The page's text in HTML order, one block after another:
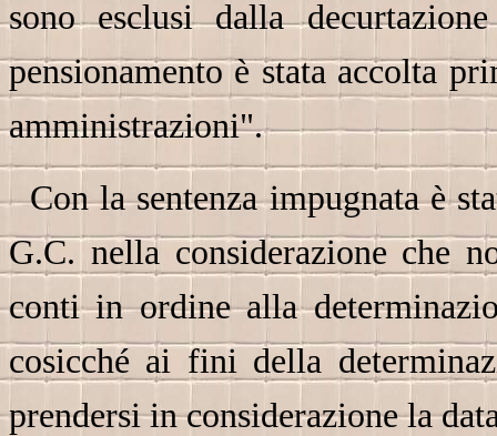
sono esclusi dalla
pensionamento è stata accolta
amministrazioni".
Con la sentenza impugnata è
G.C. nella considerazione che
conti in ordine alla
cosicché ai fini della
prendersi in considerazione la